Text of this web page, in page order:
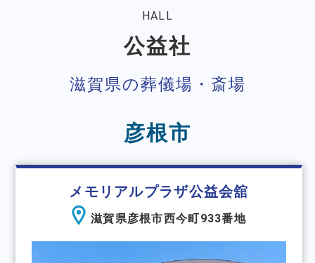
HALL
公益社
滋賀県の葬儀場・斎場
彦根市
メモリアルプラザ公益会舘
滋賀県彦根市西今町933番地